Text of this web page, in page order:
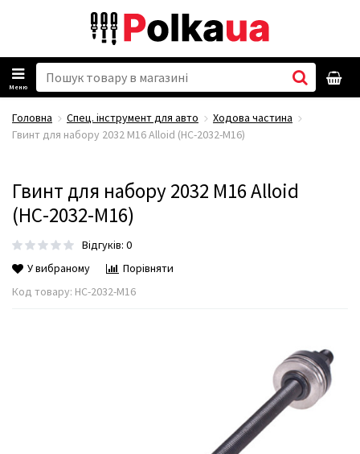
Меню
Головна Спец. інструмент для авто
Ходова частина
Гвинт для набору 2032 M16 Alloid (НС-2032-М16)
Гвинт для набору 2032 M16 Alloid
(НС-2032-М16)
Відгуків: 0
У вибраному
Порівняти
Код товару: НС-2032-М16